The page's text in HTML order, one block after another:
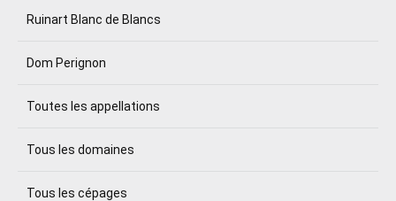
Ruinart Blanc de Blancs
Dom Perignon
Toutes les appellations
Tous les domaines
Tous les cépages